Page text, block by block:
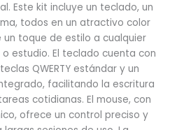
Este kit incluye un teclado, un
todos en un atractivo color
toque de estilo a cualquier
estudio. El teclado cuenta con
QWERTY estándar y un
facilitando la escritura
cotidianas. El mouse, con
ofrece un control preciso y